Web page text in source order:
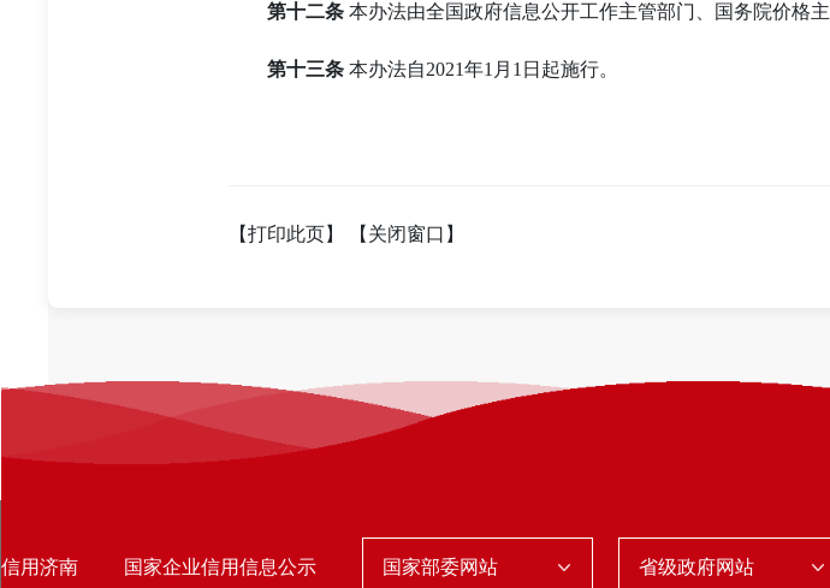
第十二条 本办法由全国政府信息公开工作主管部门、国务院价格
第十三条 本办法自2021年1月1日起施行。
【打印此页】 【关闭窗口】
信用济南 国家企业信用信息公示 国家部委网站 省级政府网站